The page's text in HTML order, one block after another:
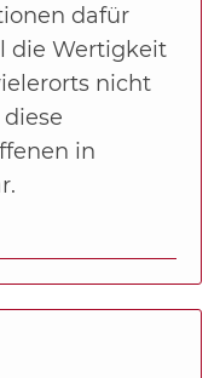
dafür
die Wertigkeit
nicht
in